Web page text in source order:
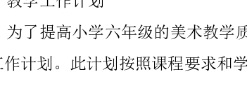
教学目标、内容和活动。
一、教学目标